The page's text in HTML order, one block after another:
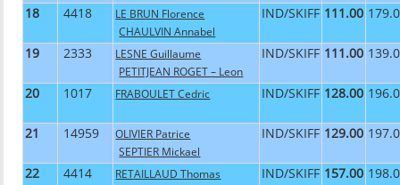
18 4418
LE BRUN Florence
CHAULVIN Annabel
IND/SKIFF 111.00
19 2333
LESNE Guillaume
PETITJEAN ROGET – Leon
IND/SKIFF 111.00
20 1017 FRABOULET Cedric IND/SKIFF 128.00
21 14959
OLIVIER Patrice
SEPTIER Mickael
IND/SKIFF 129.00
22 4414
RETAILLAUD Thomas
IND/SKIFF 157.00